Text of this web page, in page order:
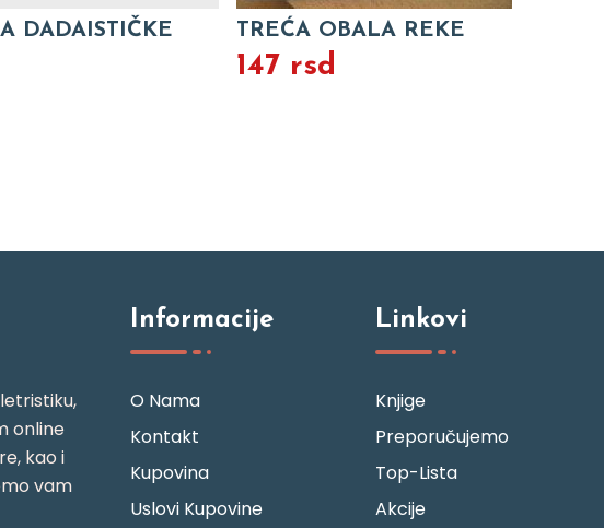
DADAISTIČKE
TREĆA OBALA REKE
147 rsd
online
kao i
vam
Informacije
O Nama
Kontakt
Kupovina
Uslovi Kupovine
Linkovi
Knjige
Preporučujemo
Top-Lista
Akcije